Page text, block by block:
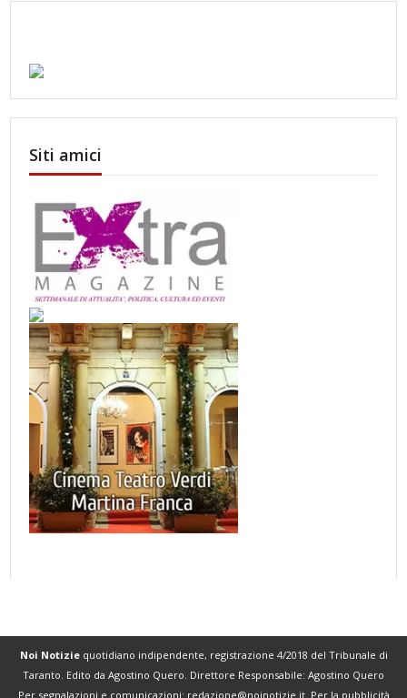
Siti amici
Noi Notiziequotidiano indipendente, registrazione 4/2018 del Tribunale di
Taranto. Edito da Agostino Quero. Direttore Responsabile: Agostino Quero
Per segnalazioni e comunicazioni: redazione@noinotizie.it. Per la pubblicità